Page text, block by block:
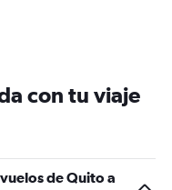
con tu viaje
de Quito a